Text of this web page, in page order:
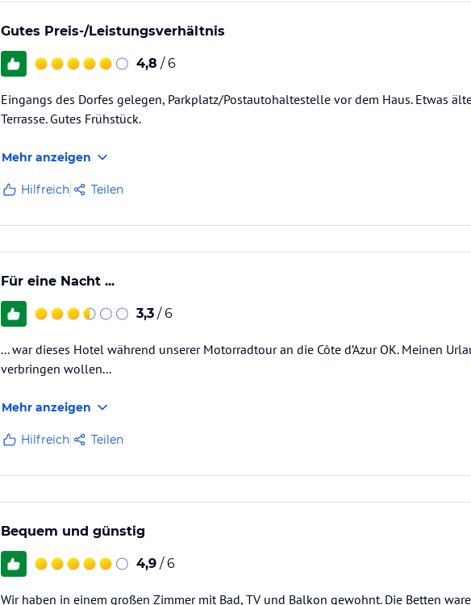
Gutes Preis-/Leistungsverhältnis
4,8 / 6
Eingangs des Dorfes gelegen, Parkplatz/Postautohaltestelle vor dem Haus. Etwas
Terrasse. Gutes Frühstück.
Mehr anzeigen
Hilfreich Teilen
Für eine Nacht ...
3,3 / 6
... war dieses Hotel während unserer Motorradtour an die Côte d’Azur OK. Meinen
verbringen wollen...
Mehr anzeigen
Hilfreich Teilen
Bequem und günstig
4,9 / 6
Wir haben in einem großen Zimmer mit Bad, TV und Balkon gewohnt. Die Betten